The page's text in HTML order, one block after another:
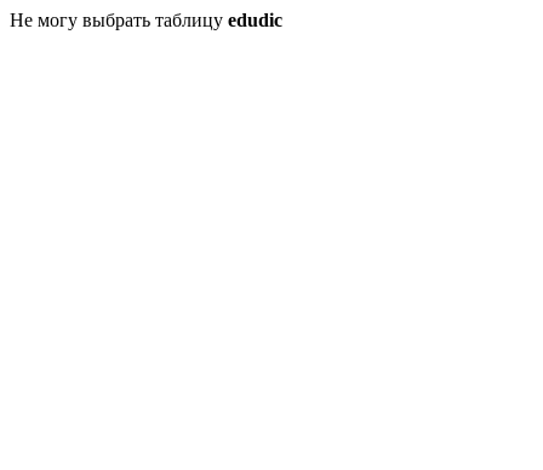
Не могу выбрать таблицу edudic